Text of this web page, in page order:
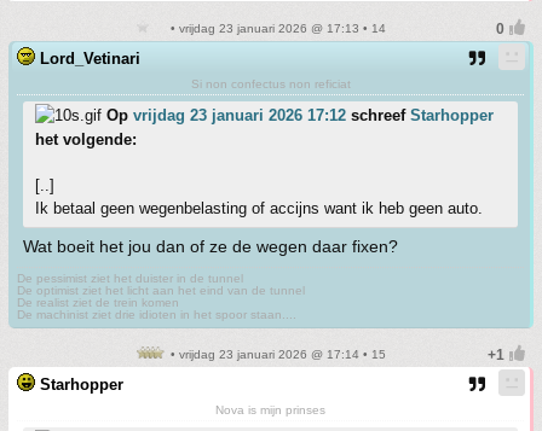
• vrijdag 23 januari 2026 @ 17:13 • 14
Lord_Vetinari
Si non confectus non reficiat
Op vrijdag 23 januari 2026 17:12 schreef Starhopper
het volgende:
[..]
Ik betaal geen wegenbelasting of accijns want ik heb geen auto.
Wat boeit het jou dan of ze de wegen daar fixen?
De pessimist ziet het duister in de tunnel
De optimist ziet het licht aan het eind van de tunnel
De realist ziet de trein komen
De machinist ziet drie idioten in het spoor staan....
• vrijdag 23 januari 2026 @ 17:14 • 15
Starhopper
Nova is mijn prinses